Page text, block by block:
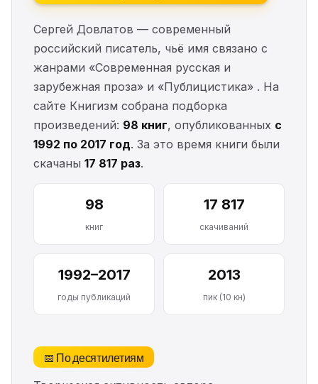
Сергей Довлатов — современный
российский писатель, чьё имя связано с
жанрами «Современная русская и
зарубежная проза» и «Публицистика» . На
сайте Книгизм собрана подборка
произведений: 98 книг, опубликованных с
1992 по 2017 год. За это время книги были
скачаны 17 817 раз.
98
книг
17 817
скачиваний
1992–2017
годы публикаций
2013
пик (10 кн)
📅 По десятилетиям